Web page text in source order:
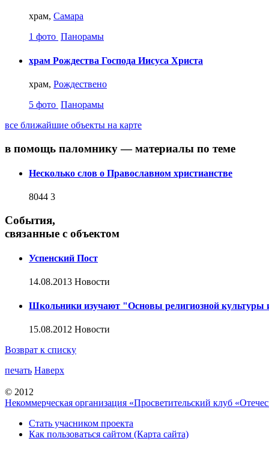
храм, Самара
1 фото Панорамы
храм Рождества Господа Иисуса Христа
храм, Рождествено
5 фото Панорамы
все ближайшие объекты на карте
в помощь паломнику — материалы по теме
Несколько слов о Православном христианстве
8044 3
События,
связанные с объектом
Успенский Пост
14.08.2013 Новости
Школьники изучают "Основы религиозной культуры
15.08.2012 Новости
Возврат к списку
печать Наверх
© 2012
Некоммерческая организация «Просветительский клуб
Стать учасником проекта
Как пользоваться сайтом (Карта сайта)